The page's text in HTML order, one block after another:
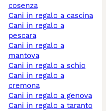
cosenza
cani in regalo a cascina
cani in regalo a
pescara
cani in regalo a
mantova
cani in regalo a schio
cani in regalo a
cremona
cani in regalo a genova
cani in regalo a taranto